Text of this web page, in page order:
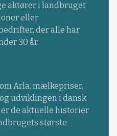
aktører i landbruget
eller
der alle har
30 år.
Arla, mælkepriser,
udviklingen i dansk
de aktuelle historier
største